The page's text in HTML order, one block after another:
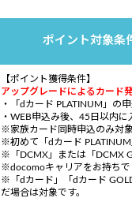
ポイント対象条
【ポイント獲得条件】
アップグレードによるカード
・「dカード PLATINUM」の
・WEB申込み後、45日以内
※家族カード同時申込のみ対
※初めて「dカード PLATINUM
※「DCMX」または「DCMX
※docomoキャリアをお持ちで
※「dカード」「dカード
だ場合は対象です。